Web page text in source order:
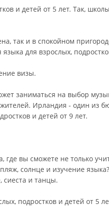
и детей от 5 лет. Так,
и в спокойном
для взрослых,
визы.
заниматься на выбор
Ирландия - один из
и детей от 9 лет.
вы сможете не только
солнце и изучение
сиеста и танцы.
подростков и детей от 5